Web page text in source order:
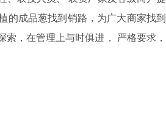
的成品葱找到销路，为广大商家找到
，在管理上与时俱进， 严格要求，